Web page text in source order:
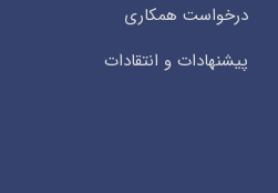
درخواست همکاری
پیشنهادات و انتقادات